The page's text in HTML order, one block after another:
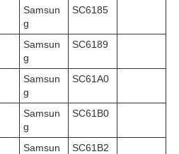
Samsun
g
SC6185
Samsun
g
SC6189
Samsun
g
SC61A0
Samsun
g
SC61B0
Samsun
SC61B2